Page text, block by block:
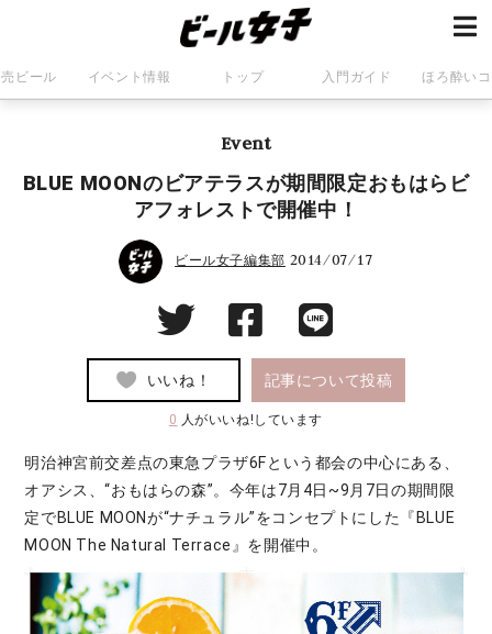
ビール イベント情報 トップ 入門ガイド ほろ酔い
Event
BLUE MOONのビアテラスが期間限定おもはらビ
アフォレストで開催中！
ビール女子編集部 2014/07/17
いいね！ 記事について投稿
0 人がいいね!しています
明治神宮前交差点の東急プラザ6Fという都会の中心にある、
オアシス、“おもはらの森”。今年は7月4日~9月7日の期間限
定でBLUE MOONが“ナチュラル”をコンセプトにした『BLUE
MOON The Natural Terrace』を開催中。